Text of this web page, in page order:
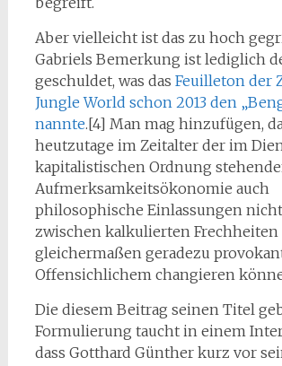
Aber vielleicht ist das zu hoch
Gabriels Bemerkung ist lediglich
geschuldet, was das Feuilleton der
Jungle World schon 2013 den
nannte.[4] Man mag hinzufügen,
heutzutage im Zeitalter der im
kapitalistischen Ordnung
Aufmerksamkeitsökonomie auch
philosophische Einlassungen
zwischen kalkulierten Frechheiten
gleichermaßen geradezu
Offensichlichem changieren
Die diesem Beitrag seinen Titel
Formulierung taucht in einem
dass Gotthard Günther kurz vor